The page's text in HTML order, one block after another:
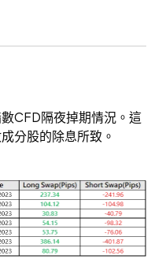
CFD隔夜掉期情況。這
分股的除息所致。